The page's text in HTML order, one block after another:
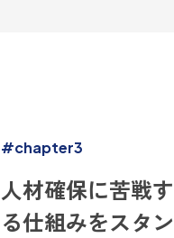
#chapter3
人材確保に苦戦
る仕組みをスタ